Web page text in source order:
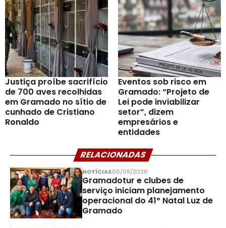
Justiça proíbe sacrifício
de 700 aves recolhidas
em Gramado no sítio de
cunhado de Cristiano
Ronaldo
Eventos sob risco em
Gramado: “Projeto de
Lei pode inviabilizar
setor”, dizem
empresários e
entidades
RELACIONADAS
NOTÍCIAS06/08/2026
Gramadotur e clubes de
serviço iniciam planejamento
operacional do 41º Natal Luz de
Gramado